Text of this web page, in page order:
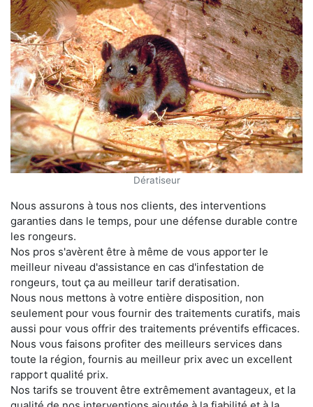
Dératiseur
Nous assurons à tous nos clients, des interventions
garanties dans le temps, pour une défense durable contre
les rongeurs.
Nos pros s'avèrent être à même de vous apporter le
meilleur niveau d'assistance en cas d'infestation de
rongeurs, tout ça au meilleur tarif deratisation.
Nous nous mettons à votre entière disposition, non
seulement pour vous fournir des traitements curatifs, mais
aussi pour vous offrir des traitements préventifs efficaces.
Nous vous faisons profiter des meilleurs services dans
toute la région, fournis au meilleur prix avec un excellent
rapport qualité prix.
Nos tarifs se trouvent être extrêmement avantageux, et la